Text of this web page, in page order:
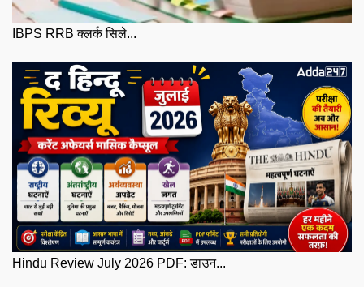
IBPS RRB क्लर्क सिले...
Hindu Review July 2026 PDF: डाउन...